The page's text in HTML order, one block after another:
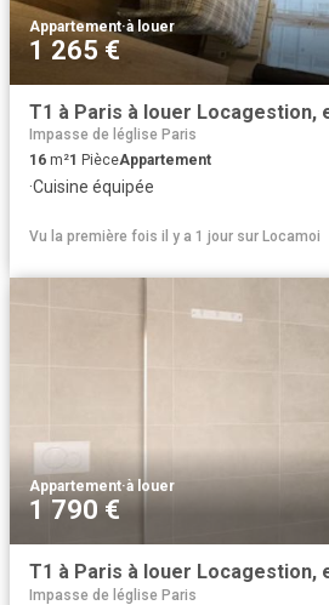
Appartement·à louer
1 265 €
Impasse de léglise Paris
16 m²1 PièceAppartement
·Cuisine équipée
Vu la première fois il y a 1 jour sur Locamoi
Appartement·à louer
1 790 €
Impasse de léglise Paris